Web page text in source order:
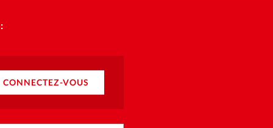
CONNECTEZ-VOUS